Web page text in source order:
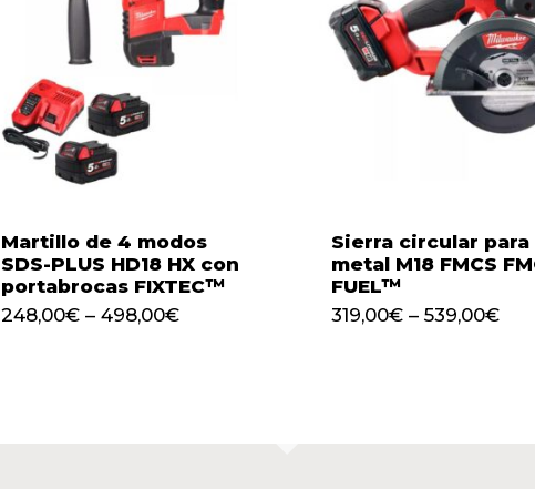
Martillo de 4 modos
SDS-PLUS HD18 HX con
portabrocas FIXTEC™
248,00€– 498,00€
Sierra circular para
metal M18 FMCS
FUEL™
319,00€ – 539,00€